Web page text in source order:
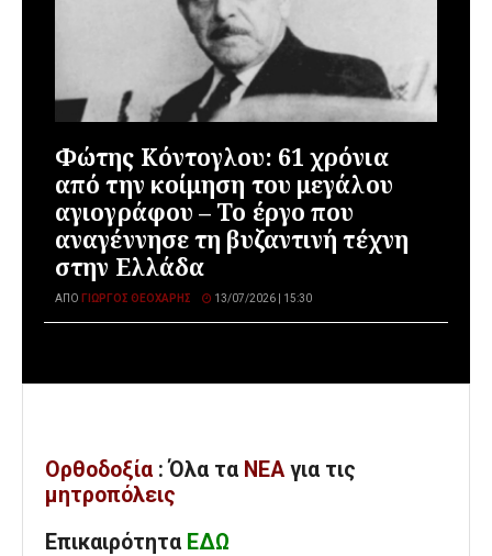
Φώτης Κόντογλου: 61 χρόνια
από την κοίμηση του μεγάλου
αγιογράφου – Το έργο που
αναγέννησε τη βυζαντινή τέχνη
στην Ελλάδα
ΑΠΌ ΓΙΏΡΓΟΣ ΘΕΟΧΆΡΗΣ 13/07/2026 | 15:30
Ορθοδοξία : Όλα τα ΝΕΑ για τις
μητροπόλεις
Επικαιρότητα ΕΔΩ